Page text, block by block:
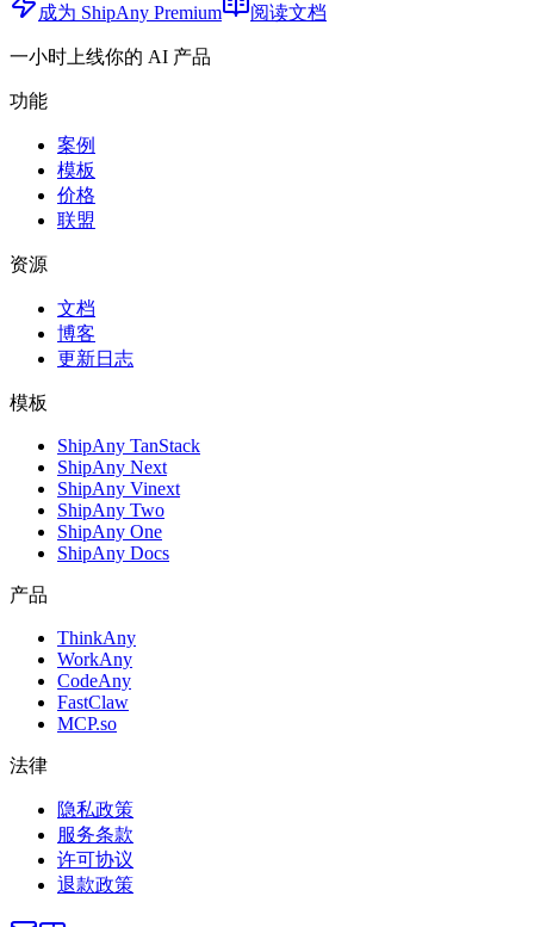
成为 ShipAny Premium 阅读文档
一小时上线你的 AI 产品
功能
案例
模板
价格
联盟
资源
文档
博客
更新日志
模板
ShipAny TanStack
ShipAny Next
ShipAny Vinext
ShipAny Two
ShipAny One
ShipAny Docs
产品
ThinkAny
WorkAny
CodeAny
FastClaw
MCP.so
法律
隐私政策
服务条款
许可协议
退款政策